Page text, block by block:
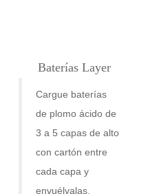
Baterías Layer
Cargue baterías
de plomo ácido de
3 a 5 capas de alto
con cartón entre
cada capa y
envuélvalas.